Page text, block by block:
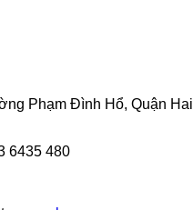
Phạm Đình Hổ, Quận Hai
6435 480